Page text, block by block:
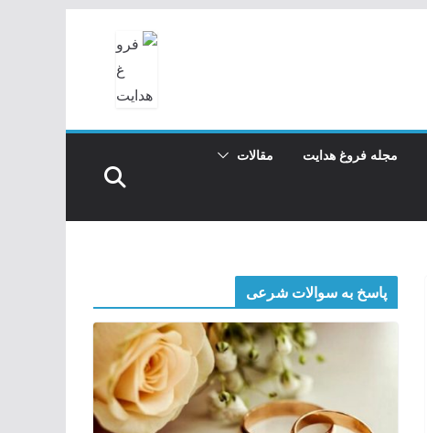
مجله فروغ هدایت مقالات
پاسخ به سوالات شرعی